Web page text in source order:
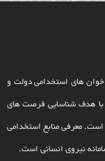
های استخدامی دولت و
با هدف شناسایی فرصت های
است. معرفی منابع استخدامی
نیروی انسانی است.